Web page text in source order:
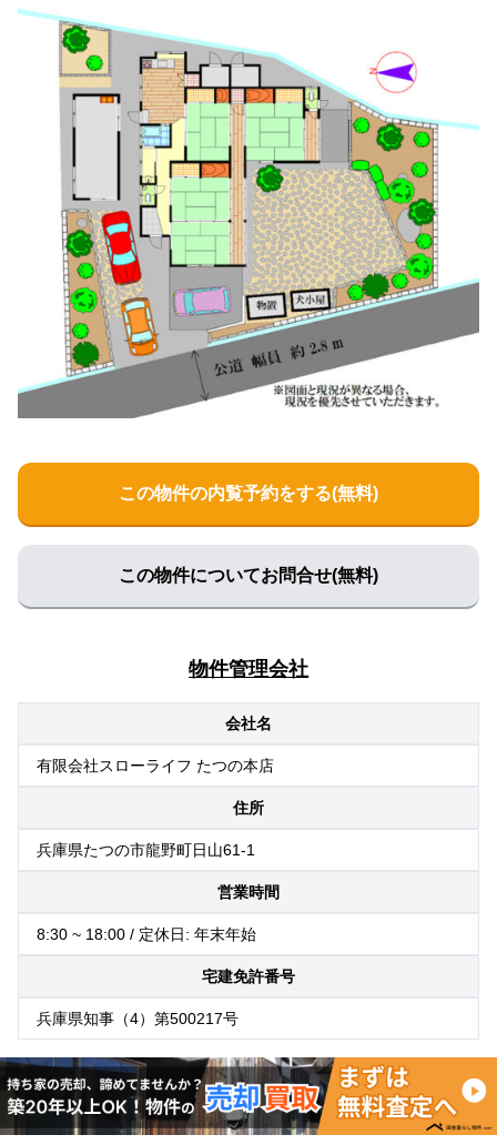
この物件の内覧予約をする(無料)
この物件についてお問合せ(無料)
物件管理会社
会社名
有限会社スローライフ たつの本店
住所
兵庫県たつの市龍野町日山61-1
営業時間
8:30 ~ 18:00 / 定休日: 年末年始
宅建免許番号
兵庫県知事（4）第500217号